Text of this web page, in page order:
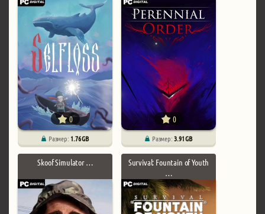
0
Размер: 1.76 GB
0
Размер:3.91 GB
Skoof Simulator …
Survival: Fountain of Youth
…